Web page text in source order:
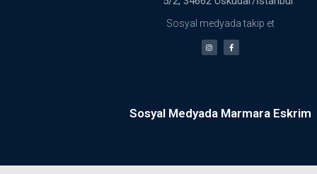
Sosyal medyada takip et
Sosyal Medyada Marmara Eskrim